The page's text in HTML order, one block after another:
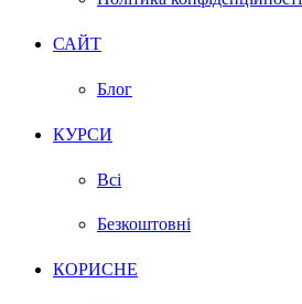
САЙТ
Блог
КУРСИ
Всі
Безкоштовні
КОРИСНЕ